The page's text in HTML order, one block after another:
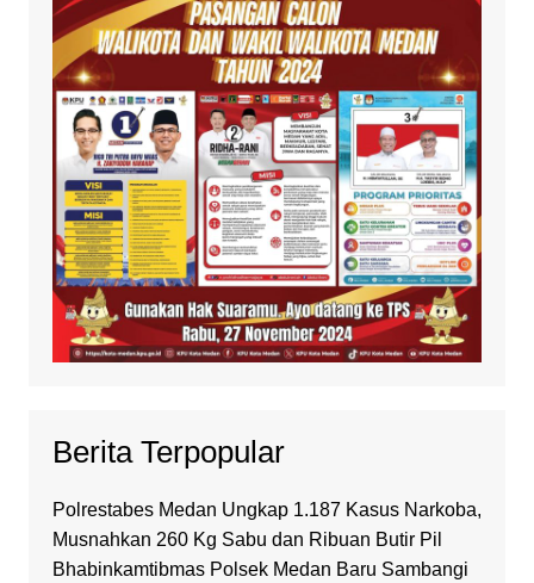
Berita Terpopular
Polrestabes Medan Ungkap 1.187 Kasus Narkoba,
Musnahkan 260 Kg Sabu dan Ribuan Butir Pil
Bhabinkamtibmas Polsek Medan Baru Sambangi